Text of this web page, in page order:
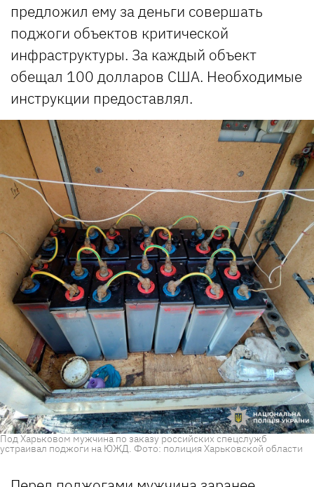
предложил ему за деньги совершать
поджоги объектов критической
инфраструктуры. За каждый объект
обещал 100 долларов США. Необходимые
инструкции предоставлял.
Под Харьковом мужчина по заказу российских спецслужб
устраивал поджоги на ЮЖД. Фото: полиция Харьковской области